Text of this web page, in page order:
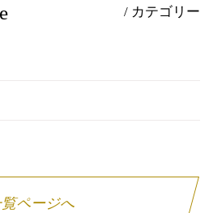
/ カテゴリー
覧ページへ